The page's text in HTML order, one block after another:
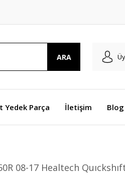
ARA
Parça İletişim Blog
08-17 Healtech